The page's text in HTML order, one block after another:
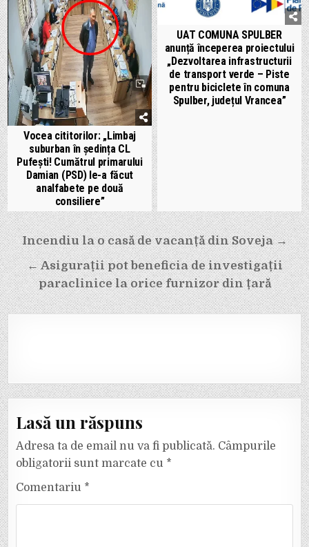
Vocea cititorilor: „Limbaj
suburban în ședința CL
Pufești! Cumătrul primarului
Damian (PSD) le-a făcut
analfabete pe două
consiliere”
UAT COMUNA SPULBER
anunță începerea proiectului
„Dezvoltarea infrastructurii
de transport verde – Piste
pentru biciclete în comuna
Spulber, județul Vrancea”
Navigare
în
articole
Incendiu la o casă de vacanță din Soveja →
← Asigurații pot beneficia de investigații
paraclinice la orice furnizor din țară
Lasă un răspuns
Adresa ta de email nu va fi publicată. Câmpurile
obligatorii sunt marcate cu *
Comentariu *